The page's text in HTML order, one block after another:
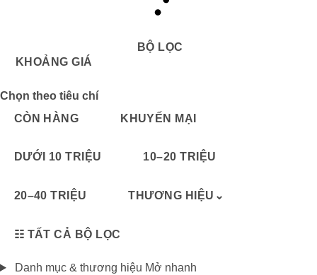
KHOẢNG GIÁ
BỘ LỌC
Chọn theo tiêu chí
CÒN HÀNG
KHUYẾN MẠI
DƯỚI 10 TRIỆU 10–20 TRIỆU
20–40 TRIỆU THƯƠNG HIỆU ⌄
☷ TẤT CẢ BỘ LỌC
Danh mục & thương hiệu Mở nhanh